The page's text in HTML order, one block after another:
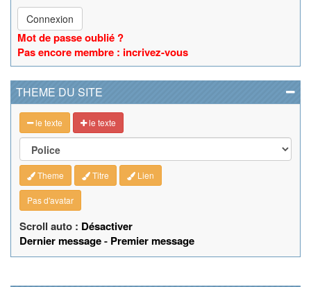
Connexion
Mot de passe oublié ?
Pas encore membre : incrivez-vous
THEME DU SITE
le texte le texte
Theme Titre Lien
Pas d'avatar
Scroll auto : Désactiver
Dernier message- Premier message